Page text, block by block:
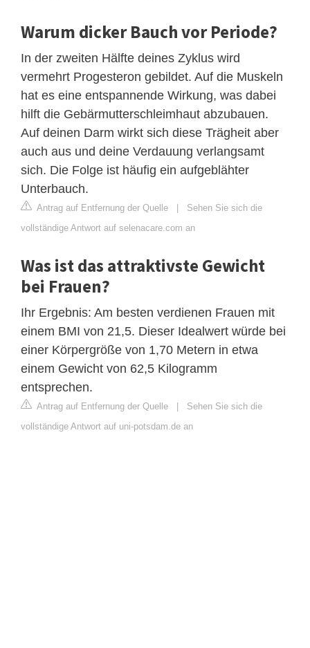
Warum dicker Bauch vor Periode?
In der zweiten Hälfte deines Zyklus wird
vermehrt Progesteron gebildet. Auf die Muskeln
hat es eine entspannende Wirkung, was dabei
hilft die Gebärmutterschleimhaut abzubauen.
Auf deinen Darm wirkt sich diese Trägheit aber
auch aus und deine Verdauung verlangsamt
sich. Die Folge ist häufig ein aufgeblähter
Unterbauch.
Antrag auf Entfernung der Quelle | Sehen Sie sich die
vollständige Antwort auf selenacare.com an
Was ist das attraktivste Gewicht
bei Frauen?
Ihr Ergebnis: Am besten verdienen Frauen mit
einem BMI von 21,5. Dieser Idealwert würde bei
einer Körpergröße von 1,70 Metern in etwa
einem Gewicht von 62,5 Kilogramm
entsprechen.
Antrag auf Entfernung der Quelle | Sehen Sie sich die
vollständige Antwort auf uni-potsdam.de an